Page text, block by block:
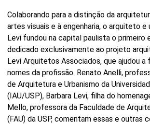
Colaborando para a distinção da
artes visuais e à engenharia, o arquiteto e
Levi fundou na capital paulista o primeiro
dedicado exclusivamente ao projeto
Levi Arquitetos Associados, que ajudou a
nomes da profissão. Renato Anelli,
de Arquitetura e Urbanismo da
(IAU/USP), Barbara Levi, filha do
Mello, professora da Faculdade de
(FAU) da USP, comentam essas e outras